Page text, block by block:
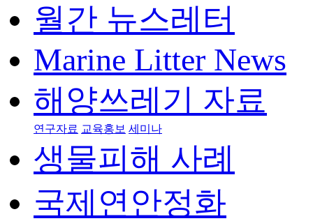
월간 뉴스레터
Marine Litter News
해양쓰레기 자료
연구자료 교육홍보 세미나
생물피해 사례
국제연안정화